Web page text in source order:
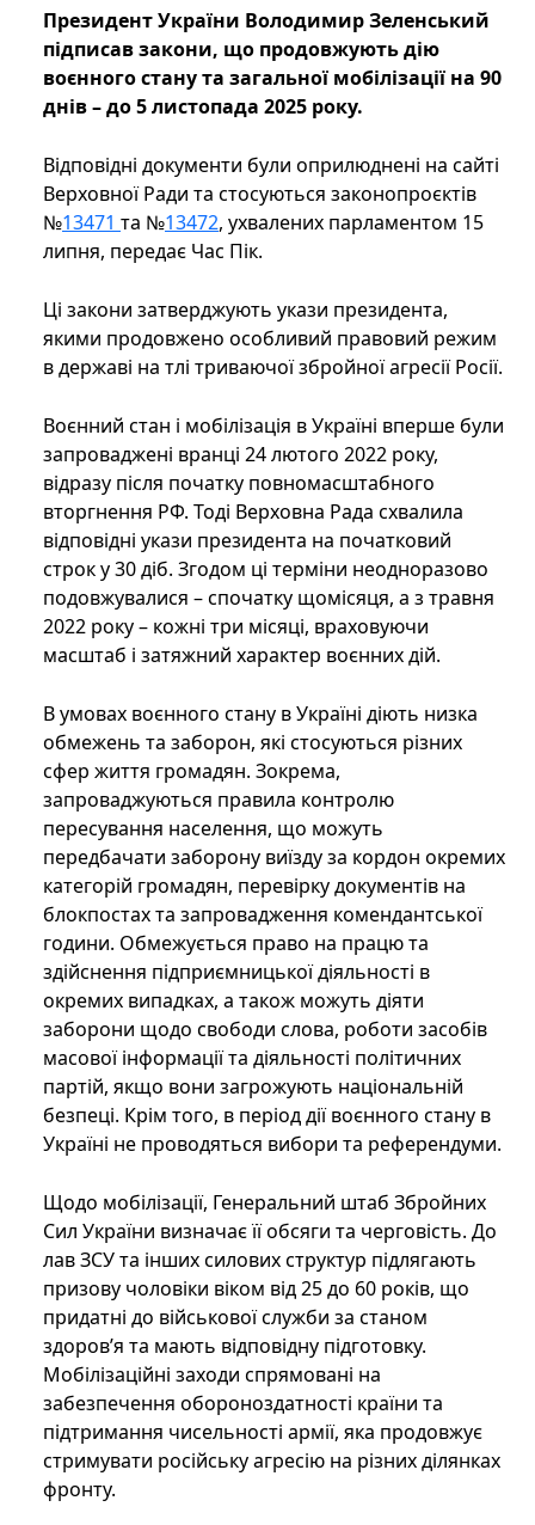
Президент України Володимир Зеленський
підписав закони, що продовжують дію
воєнного стану та загальної мобілізації на 90
днів – до 5 листопада 2025 року.
Відповідні документи були оприлюднені на сайті
Верховної Ради та стосуються законопроєктів
№13471 та №13472, ухвалених парламентом 15
липня, передає Час Пік.
Ці закони затверджують укази президента,
якими продовжено особливий правовий режим
в державі на тлі триваючої збройної агресії Росії.
Воєнний стан і мобілізація в Україні вперше були
запроваджені вранці 24 лютого 2022 року,
відразу після початку повномасштабного
вторгнення РФ. Тоді Верховна Рада схвалила
відповідні укази президента на початковий
строк у 30 діб. Згодом ці терміни неодноразово
подовжувалися – спочатку щомісяця, а з травня
2022 року – кожні три місяці, враховуючи
масштаб і затяжний характер воєнних дій.
В умовах воєнного стану в Україні діють низка
обмежень та заборон, які стосуються різних
сфер життя громадян. Зокрема,
запроваджуються правила контролю
пересування населення, що можуть
передбачати заборону виїзду за кордон окремих
категорій громадян, перевірку документів на
блокпостах та запровадження комендантської
години. Обмежується право на працю та
здійснення підприємницької діяльності в
окремих випадках, а також можуть діяти
заборони щодо свободи слова, роботи засобів
масової інформації та діяльності політичних
партій, якщо вони загрожують національній
безпеці. Крім того, в період дії воєнного стану в
Україні не проводяться вибори та референдуми.
Щодо мобілізації, Генеральний штаб Збройних
Сил України визначає її обсяги та черговість. До
лав ЗСУ та інших силових структур підлягають
призову чоловіки віком від 25 до 60 років, що
придатні до військової служби за станом
здоров’я та мають відповідну підготовку.
Мобілізаційні заходи спрямовані на
забезпечення обороноздатності країни та
підтримання чисельності армії, яка продовжує
стримувати російську агресію на різних ділянках
фронту.